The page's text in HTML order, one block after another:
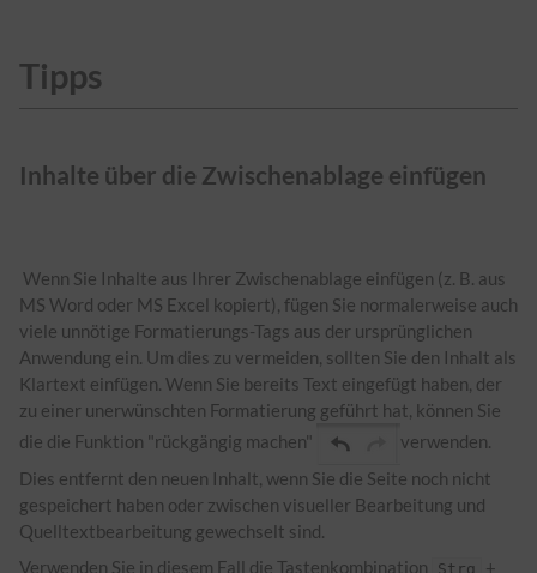
Tipps
Inhalte über die Zwischenablage einfügen
­ Wenn Sie Inhalte aus Ihrer Zwischenablage einfügen (z. B. aus
MS Word oder MS Excel kopiert), fügen Sie normalerweise auch
viele unnötige Formatierungs-Tags aus der ursprünglichen
Anwendung ein. Um dies zu vermeiden, sollten Sie den Inhalt als
Klartext einfügen. Wenn Sie bereits Text eingefügt haben, der
zu einer unerwünschten Formatierung geführt hat, können Sie
die die Funktion "rückgängig machen"
verwenden.
Dies entfernt den neuen Inhalt, wenn Sie die Seite noch nicht
gespeichert haben oder zwischen visueller Bearbeitung und
Quelltextbearbeitung gewechselt sind.
Verwenden Sie in diesem Fall die Tastenkombination
Strg +